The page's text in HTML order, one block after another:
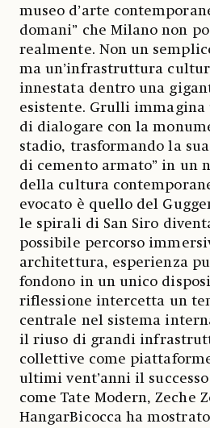
museo d’arte
domani” che Milano non
realmente. Non un
ma un’infrastruttura
innestata dentro una
esistente. Grulli immagina
di dialogare con la
stadio, trasformando la
di cemento armato” in un
della cultura
evocato è quello del
le spirali di San Siro
possibile percorso
architettura, esperienza
fondono in un unico
riflessione intercetta un
centrale nel sistema
il riuso di grandi
collettive come
ultimi vent’anni il
come Tate Modern, Zeche
HangarBicocca ha